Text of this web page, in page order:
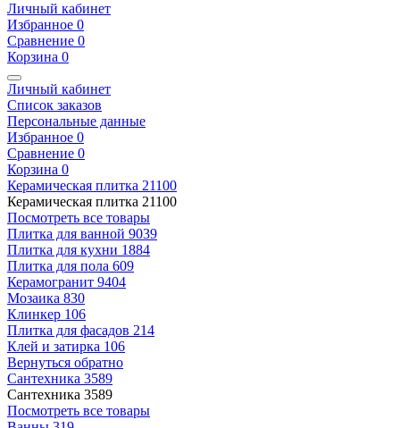
Личный кабинет
Избранное 0
Сравнение 0
Корзина 0
Личный кабинет
Список заказов
Персональные данные
Избранное 0
Сравнение 0
Корзина 0
Керамическая плитка 21100
Керамическая плитка 21100
Посмотреть все товары
Плитка для ванной 9039
Плитка для кухни 1884
Плитка для пола 609
Керамогранит 9404
Мозаика 830
Клинкер 106
Плитка для фасадов 214
Клей и затирка 106
Вернуться обратно
Сантехника 3589
Сантехника 3589
Посмотреть все товары